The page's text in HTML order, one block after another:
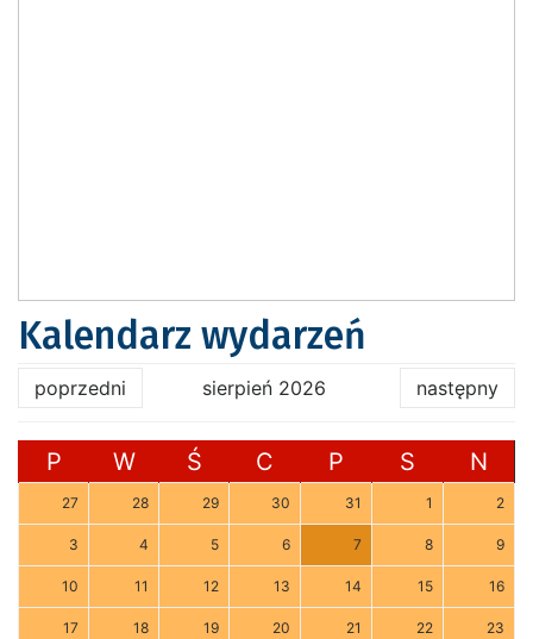
Kalendarz wydarzeń
poprzedni sierpień 2026 następny
P W Ś C P S N
27 28 29 30 31 1 2
3 4 5 6 7 8 9
10 11 12 13 14 15 16
17 18 19 20 21 22 23